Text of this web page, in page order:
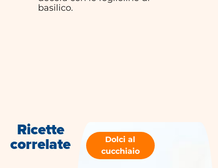
basilico.
Ricette
correlate
Dolci al
cucchiaio